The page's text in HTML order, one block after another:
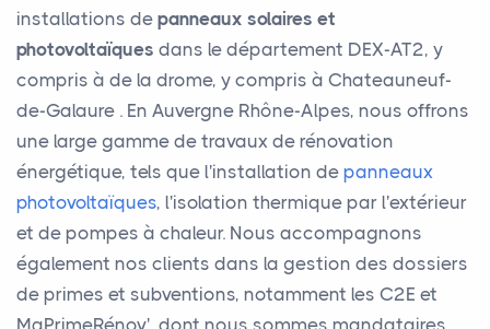
installations de panneaux solaires et
photovoltaïques dans le département DEX-AT2, y
compris à de la drome, y compris à Chateauneuf-
de-Galaure . En Auvergne Rhône-Alpes, nous offrons
une large gamme de travaux de rénovation
énergétique, tels que l'installation de panneaux
photovoltaïques, l'isolation thermique par l'extérieur
et de pompes à chaleur. Nous accompagnons
également nos clients dans la gestion des dossiers
de primes et subventions, notamment les C2E et
MaPrimeRénov', dont nous sommes mandataires